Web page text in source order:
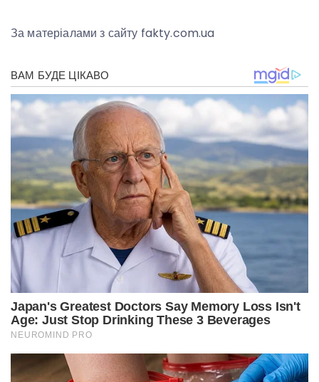
За матеріалами з сайту fakty.com.ua